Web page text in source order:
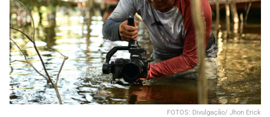
FOTOS: Divulgação/ Jhon Erick